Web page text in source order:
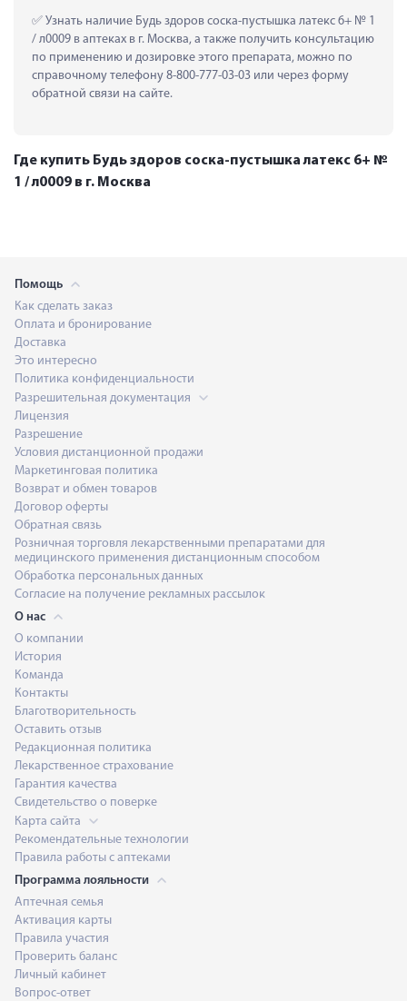
Узнать наличие Будь здоров соска-пустышка латекс 6+ № 1
/ л0009 в аптеках в г. Москва, а также получить консультацию
по применению и дозировке этого препарата, можно по
справочному телефону 8-800-777-03-03 или через форму
обратной связи на сайте.
Где купить Будь здоров соска-пустышка латекс 6+ №
1 / л0009 в г. Москва
Помощь
Как сделать заказ
Оплата и бронирование
Доставка
Это интересно
Политика конфиденциальности
Разрешительная документация
Лицензия
Разрешение
Условия дистанционной продажи
Маркетинговая политика
Возврат и обмен товаров
Договор оферты
Обратная связь
Розничная торговля лекарственными препаратами для
медицинского применения дистанционным способом
Обработка персональных данных
Согласие на получение рекламных рассылок
О нас
О компании
История
Команда
Контакты
Благотворительность
Оставить отзыв
Редакционная политика
Лекарственное страхование
Гарантия качества
Свидетельство о поверке
Карта сайта
Рекомендательные технологии
Правила работы с аптеками
Программа лояльности
Аптечная семья
Активация карты
Правила участия
Проверить баланс
Личный кабинет
Вопрос-ответ